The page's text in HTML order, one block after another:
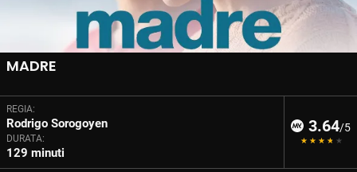
MADRE
REGIA:
Rodrigo Sorogoyen
DURATA:
129 minuti
3.64/5